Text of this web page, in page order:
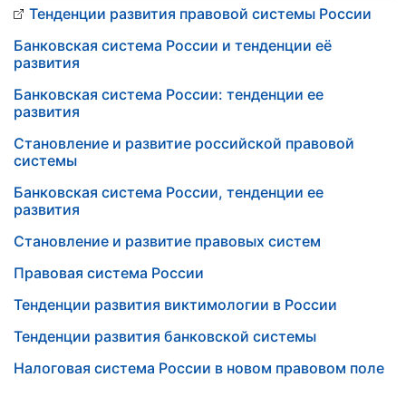
Тенденции развития правовой системы России
Банковская система России и тенденции её
развития
Банковская система России: тенденции ее
развития
Становление и развитие российской правовой
системы
Банковская система России, тенденции ее
развития
Становление и развитие правовых систем
Правовая система России
Тенденции развития виктимологии в России
Тенденции развития банковской системы
Налоговая система России в новом правовом поле